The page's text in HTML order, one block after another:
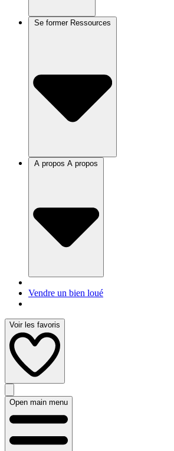
Se former
A propos
Vendre un bien loué
Voir les favoris
Open main menu